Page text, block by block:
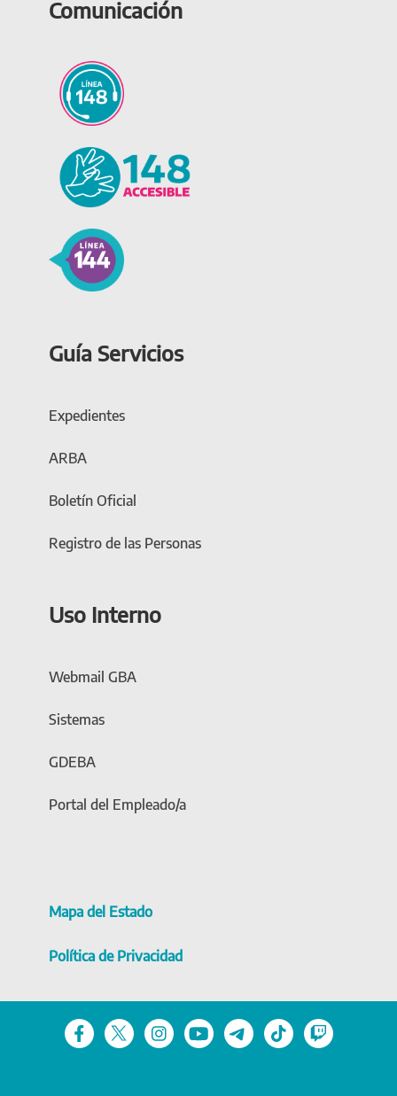
Comunicación
Guía Servicios
Expedientes
ARBA
Boletín Oficial
Registro de las Personas
Uso Interno
Webmail GBA
Sistemas
GDEBA
Portal del Empleado/a
Mapa del Estado
Política de Privacidad